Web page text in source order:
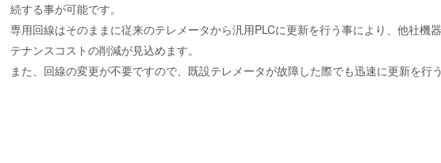
続する事が可能です。
専用回線はそのままに従来のテレメータから汎用PLCに更新を行う事により、他社機
テナンスコストの削減が見込めます。
また、回線の変更が不要ですので、既設テレメータが故障した際でも迅速に更新を行